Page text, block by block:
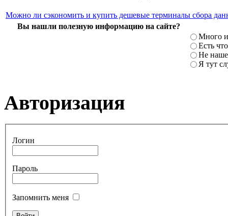
Можно ли сэкономить и купить дешевые терминалы сбора
Вы нашли полезную информацию на сайте?
Много
Есть
Не
Я тут
Авторизация
Логин
Пароль
Запомнить меня